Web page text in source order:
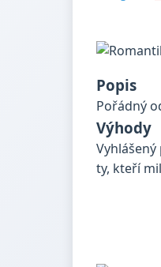
Popis
Pořádný
Výhody
ty, kteří